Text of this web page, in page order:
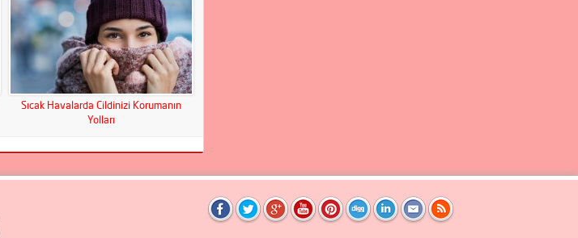
Sıcak Havalarda Cildinizi Korumanın
Yolları